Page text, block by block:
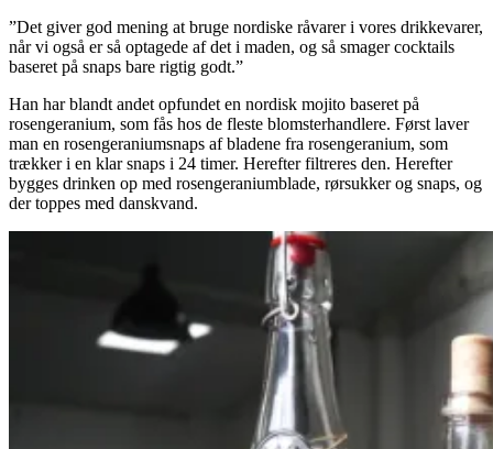
”Det giver god mening at bruge nordiske råvarer i vores drikkevarer,
når vi også er så optagede af det i maden, og så smager cocktails
baseret på snaps bare rigtig godt.”
Han har blandt andet opfundet en nordisk mojito baseret på
rosengeranium, som fås hos de fleste blomsterhandlere. Først laver
man en rosengeraniumsnaps af bladene fra rosengeranium, som
trækker i en klar snaps i 24 timer. Herefter filtreres den. Herefter
bygges drinken op med rosengeraniumblade, rørsukker og snaps, og
der toppes med danskvand.